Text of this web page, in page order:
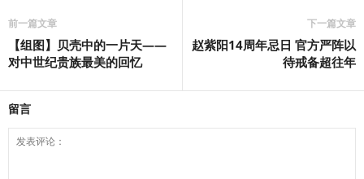
前一篇文章
【组图】贝壳中的一片天——
对中世纪贵族最美的回忆
下一篇文章
赵紫阳14周年忌日 官方严阵以
待戒备超往年
留言